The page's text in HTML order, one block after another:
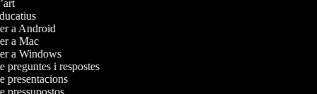
a Android
a Mac
a Windows
preguntes i respostes
presentacions